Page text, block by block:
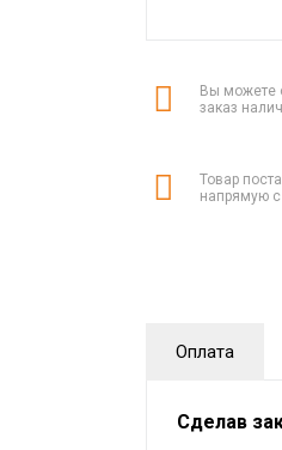
Вы можете
заказ
Товар
напрямую
Оплата
Сделав